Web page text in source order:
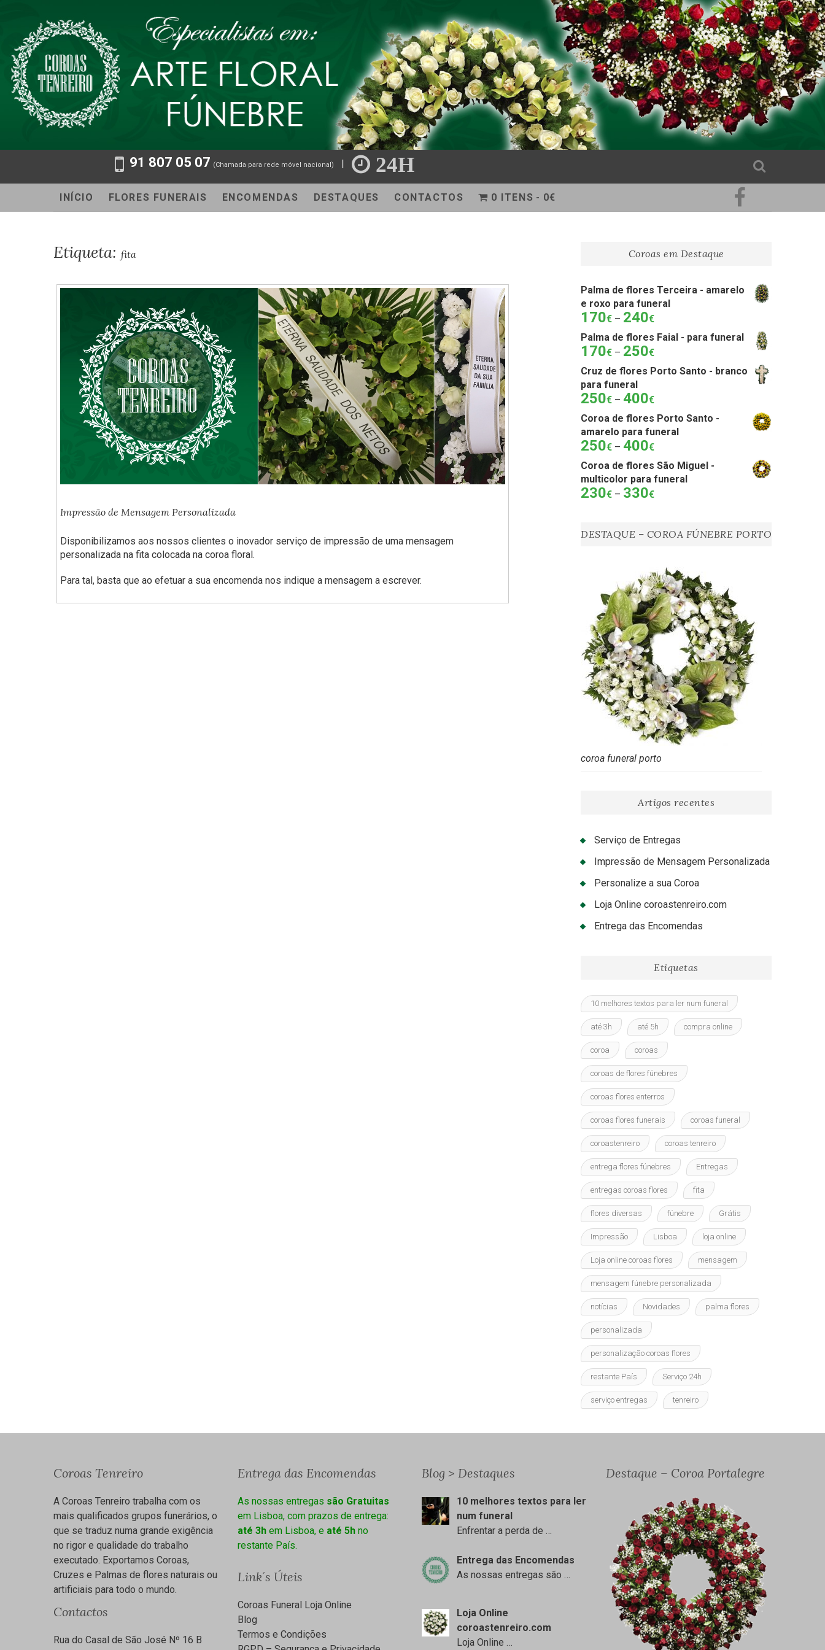
91 807 05 07 (Chamada para rede móvel nacional) 24H
Pinterest
INÍCIO FLORES FUNERAIS ENCOMENDAS DESTAQUES CONTACTOS 0 ITENS 0€
Etiqueta: fita
Impressão de Mensagem Personalizada
Disponibilizamos aos nossos clientes o inovador serviço de impressão de uma mensagem
personalizada na fita colocada na coroa floral.
Para tal, basta que ao efetuar a sua encomenda nos indique a mensagem a escrever.
Coroas em Destaque
Palma de flores Terceira - amarelo
e roxo para funeral
170€ – 240€Price
170€
through
240€
Palma de flores Faial - para funeral
170€ – 250€Price
170€
250€
Cruz de flores Porto Santo - branco
para funeral
250€ – 400€Price
250€
through
400€
Coroa de flores Porto Santo -
amarelo para funeral
250€ – 400€Price
250€
through
400€
Coroa de flores São Miguel -
multicolor para funeral
230€ – 330€Price
through
DESTAQUE – COROA FÚNEBRE PORTO
coroa funeral porto
Artigos recentes
Serviço de Entregas
Impressão de Mensagem Personalizada
Personalize a sua Coroa
Loja Online coroastenreiro.com
Entrega das Encomendas
Etiquetas
10 melhores textos para ler num funeral
até 3h até 5h compra online
coroa coroas
coroas de flores fúnebres
coroas flores enterros
coroas flores funerais coroas funeral
coroastenreiro coroas tenreiro
entrega flores fúnebres Entregas
entregas coroas flores fita
flores diversas fúnebre Grátis
Impressão Lisboa loja online
Loja online coroas flores mensagem
mensagem fúnebre personalizada
notícias Novidades palma flores
personalizada
personalização coroas flores
restante País Serviço 24h
serviço entregas tenreiro
Coroas Tenreiro
A Coroas Tenreiro trabalha com os
mais qualificados grupos funerários, o
que se traduz numa grande exigência
no rigor e qualidade do trabalho
executado. Exportamos Coroas,
Cruzes e Palmas de flores naturais ou
artificiais para todo o mundo.
Contactos
Rua do Casal de São José Nº 16 B
Entrega das Encomendas
As nossas entregas são Gratuitas
em Lisboa, com prazos de entrega:
até 3h em Lisboa, e até 5h no
restante País.
Link´s Úteis
Coroas Funeral Loja Online
Blog
Termos e Condições
Blog > Destaques
10 melhores textos para ler
num funeral
Enfrentar a perda de …
Entrega das Encomendas
As nossas entregas são …
Loja Online
coroastenreiro.com
Loja Online …
Destaque – Coroa Portalegre